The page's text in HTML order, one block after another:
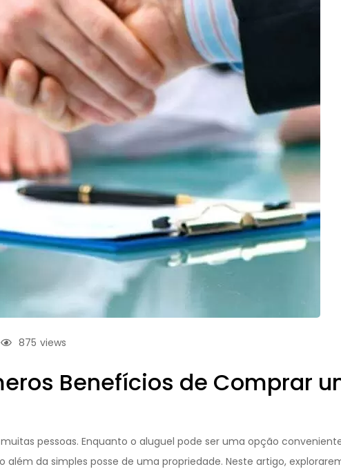
views
875
Benefícios de Comprar
pessoas. Enquanto o aluguel pode ser uma opção
da simples posse de uma propriedade. Neste artigo,